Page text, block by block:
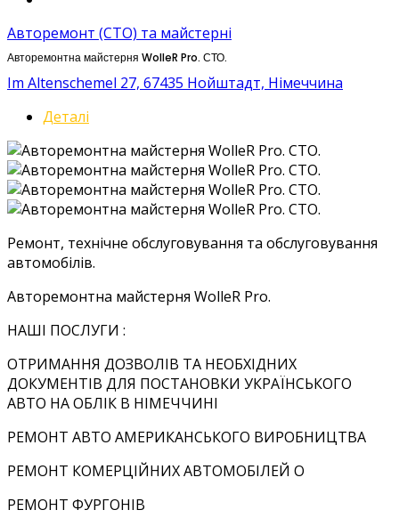
Авторемонт (СТО) та майстерні
Авторемонтна майстерня WolleR Pro. СТО.
Im Altenschemel 27, 67435 Нойштадт, Німеччина
Деталі
Ремонт, технічне обслуговування та обслуговування
автомобілів.
Авторемонтна майстерня WolleR Pro.
НАШІ ПОСЛУГИ :
ОТРИМАННЯ ДОЗВОЛІВ ТА НЕОБХІДНИХ
ДОКУМЕНТІВ ДЛЯ ПОСТАНОВКИ УКРАЇНСЬКОГО
АВТО НА ОБЛІК В НІМЕЧЧИНІ
РЕМОНТ АВТО АМЕРИКАНСЬКОГО ВИРОБНИЦТВА
РЕМОНТ КОМЕРЦІЙНИХ АВТОМОБІЛЕЙ O
РЕМОНТ ФУРГОНІВ